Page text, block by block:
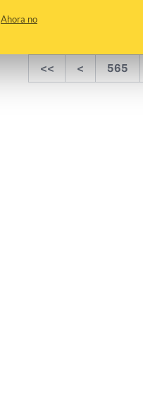
Ahora no
<< < 565